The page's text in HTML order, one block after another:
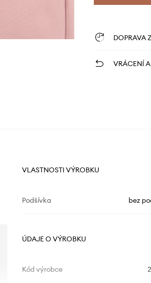
DOPRAVA
VRÁCENÍ
VLASTNOSTI VÝROBKU
Podšívka bez
ÚDAJE O VÝROBKU
Kód výrobce